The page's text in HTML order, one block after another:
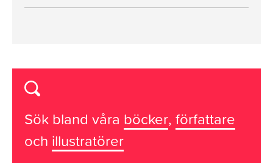
Sök bland våra böcker, författare
och illustratörer